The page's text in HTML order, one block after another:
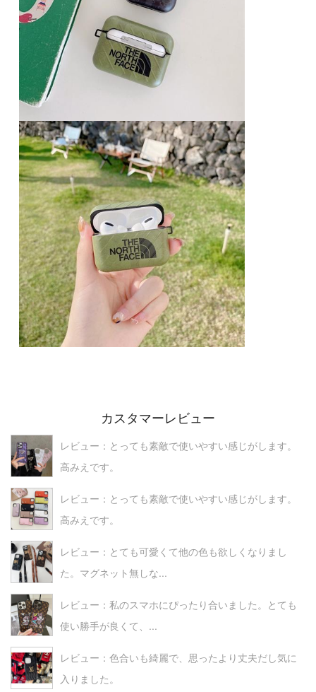
カスタマーレビュー
レビュー：とっても素敵で使いやすい感じがします。
高みえです。
レビュー：とっても素敵で使いやすい感じがします。
高みえです。
レビュー：とても可愛くて他の色も欲しくなりまし
た。マグネット無しな...
レビュー：私のスマホにぴったり合いました。とても
使い勝手が良くて、...
レビュー：色合いも綺麗で、思ったより丈夫だし気に
入りました。